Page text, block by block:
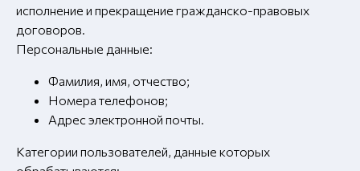
исполнение и прекращение гражданско-правовых
договоров.
Персональные данные:
Фамилия, имя, отчество;
Номера телефонов;
Адрес электронной почты.
Категории пользователей, данные которых